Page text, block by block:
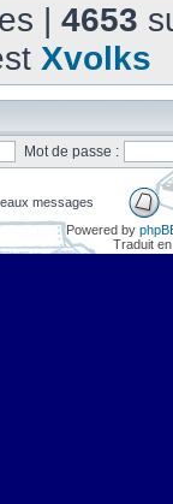
| 4653
Xvolks
Mot de passe :
messages
Powered by
Traduit